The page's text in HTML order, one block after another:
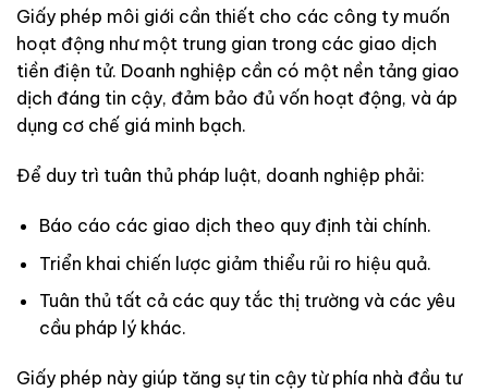
Giấy phép môi giới cần thiết cho các công ty muốn
hoạt động như một trung gian trong các giao dịch
tiền điện tử. Doanh nghiệp cần có một nền tảng giao
dịch đáng tin cậy, đảm bảo đủ vốn hoạt động, và áp
dụng cơ chế giá minh bạch.
Để duy trì tuân thủ pháp luật, doanh nghiệp phải:
Báo cáo các giao dịch theo quy định tài chính.
Triển khai chiến lược giảm thiểu rủi ro hiệu quả.
Tuân thủ tất cả các quy tắc thị trường và các yêu
cầu pháp lý khác.
Giấy phép này giúp tăng sự tin cậy từ phía nhà đầu tư